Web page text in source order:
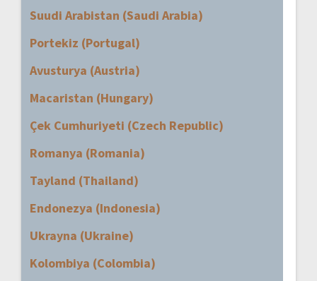
Suudi Arabistan (Saudi Arabia)
Portekiz (Portugal)
Avusturya (Austria)
Macaristan (Hungary)
Çek Cumhuriyeti (Czech Republic)
Romanya (Romania)
Tayland (Thailand)
Endonezya (Indonesia)
Ukrayna (Ukraine)
Kolombiya (Colombia)